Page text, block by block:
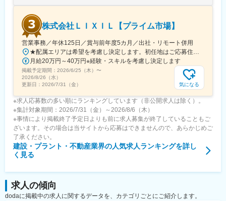
通)、尼崎駅(東海道本線)、宝塚駅、中山寺駅、中八木駅、明石
駅、旭川四条駅、小樽駅、新千歳空港駅(鉄道)、函館駅、新函館北
斗駅、九度山駅、岩出駅、御坊駅、新宮駅、加太駅(和歌山県)、和
歌山大学前駅、立会川駅、王子神谷駅、赤羽駅、乃木坂駅、千葉
中央駅、新宿西口駅、新高島駅、新静岡駅、北鉄金沢駅、丸の内
駅(愛知県)、大須観音駅、名鉄名古屋駅、矢田駅(愛知県)、ＪＲ松
山駅前駅、港山駅、岡山駅、安里駅、奥武山公園駅、田茂山駅、
鵜沼駅、名取駅、宇治駅(京阪線)、嵯峨嵐山駅、元田中駅、山科
前橋駅、新白島駅、琴電志度駅、栗林駅、高松駅(香川県)、春日部
駅、あすなろう四日市駅、近鉄富田駅、石山駅、大津京駅、膳所
駅、中洲通駅、高見橋駅、伊勢佐木長者町駅、桜木町駅、登戸
駅、武蔵小杉駅、弘前東高前駅、古庄駅、吉原本町駅、京成船橋
駅、萩ノ茶屋駅、大阪ビジネスパーク駅、大阪難波駅、なにわ橋
駅、大阪上本町駅、新地中華街駅、新橋駅、西日暮里駅、秋葉原
駅、牛田駅(東京都)、蔵前駅、とうきょうスカイツリー駅、今市
駅、サンドーム西駅、越前花堂駅、紫駅、香椎駅、呉服町駅(福岡
県)、三ノ宮駅、宝塚南口駅、中山観音駅、山陽明石駅、さっぽろ
駅、函館駅前駅、京王八王子駅、王子駅、赤羽岩淵駅、都庁前
株式会社ＬＩＸＩＬ【プライム市場】
営業事務／年休125日／賞与前年度5カ月／出社・リモート併用
★配属エリアは希望を考慮し決定します。初任地はご応募住所での配属となります。入社後、転勤が伴う異動に関しては、必ず勤務地のご希望も確認した上で決定します。【配属オフィス一覧】■東京都品川区西品川1丁目1-1 大崎ガーデンタワー■愛知県名古屋市中村区名駅南4丁目11-40■京都府京都市伏見区竹田田中宮町103 ■大阪府大阪市中央区本町2丁目6-8 センバ・セントラルビル9F■大阪府箕面市萱野4丁目5-45■広島県広島市安佐南区西原6丁目11-8■福岡県福岡市博多区半道橋2-15-10 SOLAビル★出社とリモートワークを併用しながらの勤務となります。 業務に慣れるまでは、原則出社となります。 慣れてきたら少しずつリモートの日を増やし、最終的には週1～3日ほどの出社となる予定です（目安：～入社6カ月）。※受動喫煙対策：あり
月給20万円～40万円※経験・スキルを考慮し決定します
掲載予定期間： 2026/6/25（木） 〜
2026/8/26（水）
更新日： 2026/7/31（金） 気になる
※求人応募数の多い順にランキングしています（非公開求人は除く）。
※集計対象期間：2026/7/31（金）～2026/8/6（木）
※事情により掲載終了予定日よりも前に求人募集が終了していることもご
ざいます。その場合は当サイトから応募はできませんので、あらかじめご
了承ください。
建設・プラント・不動産業界の人気求人ランキングを詳し
く見る
求人の傾向
dodaに掲載中の求人に関するデータを、カテゴリごとにご紹介します。